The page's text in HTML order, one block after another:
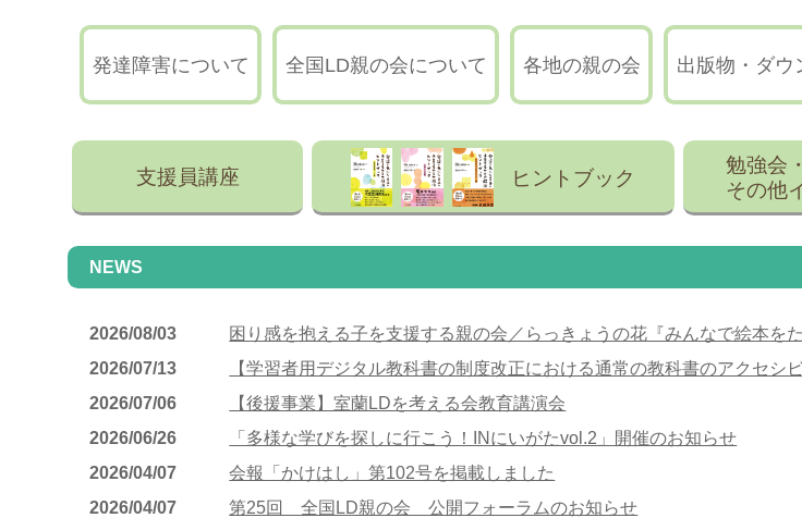
発達障害について 全国LD親の会について 各地の親の会 出版物・ダウ
支援員講座 ヒントブック
勉強会
その他
NEWS
2026/08/03
困り感を抱える子を支援する親の会／らっきょうの花『みんなで絵本を
2026/07/13
【学習者用デジタル教科書の制度改正における通常の教科書のアクセシ
2026/07/06
【後援事業】室蘭LDを考える会教育講演会
2026/06/26
「多様な学びを探しに行こう！INにいがたvol.2」開催のお知らせ
2026/04/07
会報「かけはし」第102号を掲載しました
2026/04/07
第25回 全国LD親の会 公開フォーラムのお知らせ